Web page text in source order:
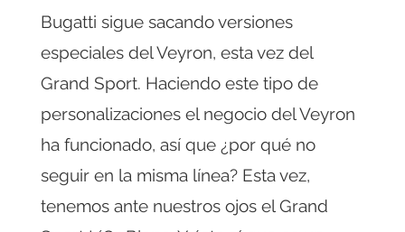
Bugatti sigue sacando versiones
especiales del Veyron, esta vez del
Grand Sport. Haciendo este tipo de
personalizaciones el negocio del Veyron
ha funcionado, así que ¿por qué no
seguir en la misma línea? Esta vez,
tenemos ante nuestros ojos el Grand